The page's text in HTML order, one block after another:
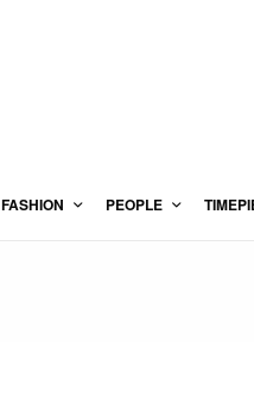
FASHION PEOPLE